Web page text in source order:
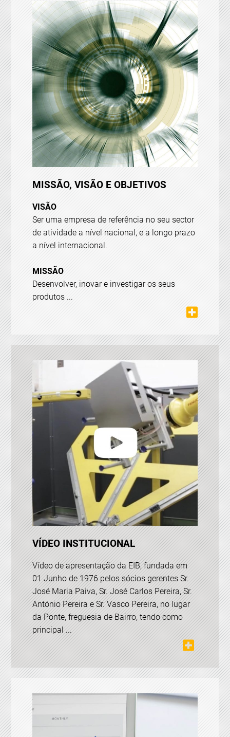
MISSÃO, VISÃO E OBJETIVOS
VISÃO
Ser uma empresa de referência no seu sector
de atividade a nível nacional, e a longo prazo
a nível internacional.
MISSÃO
Desenvolver, inovar e investigar os seus
produtos ...
VÍDEO INSTITUCIONAL
Vídeo de apresentação da EIB, fundada em
01 Junho de 1976 pelos sócios gerentes Sr.
José Maria Paiva, Sr. José Carlos Pereira, Sr.
António Pereira e Sr. Vasco Pereira, no lugar
da Ponte, freguesia de Bairro, tendo como
principal ...